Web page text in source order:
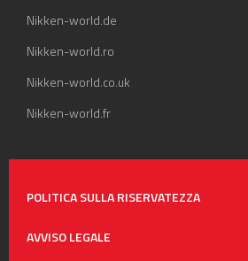
Nikken-world.de
Nikken-world.ro
Nikken-world.co.uk
Nikken-world.fr
POLITICA SULLA RISERVATEZZA
AVVISO LEGALE